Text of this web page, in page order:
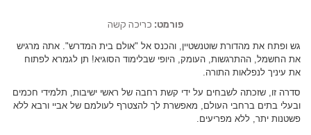
פורמט: כריכה קשה
גש ופתח את מהדורת שוטנשטיין, והכנס אל "אולם בית המדרש". אתה מרגיש
את החשמל, ההתרגשות, העומק, היופי שבלימוד הסוגיא! תן לגמרא לפתוח
את עיניך לנפלאות התורה.
סדרה זו, שזכתה לשבחים על ידי קשת רחבה של ראשי ישיבות, תלמידי חכמים
ובעלי בתים ברחבי העולם, מאפשרת לך להצטרף לעולמם של אביי ורבא ללא
פשטנות יתר, ללא מפריעים.